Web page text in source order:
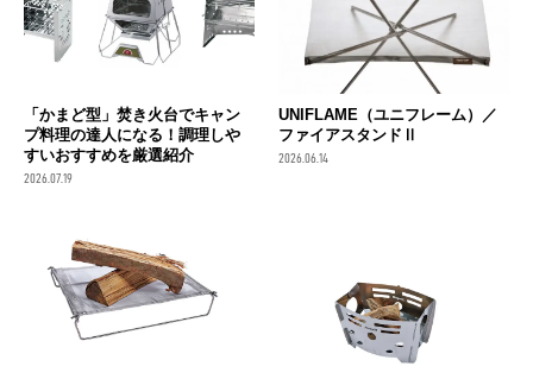
「かまど型」焚き火台でキャン
プ料理の達人になる！調理しや
すいおすすめを厳選紹介
2026.07.19
UNIFLAME（ユニフレーム）／
ファイアスタンドⅡ
2026.06.14